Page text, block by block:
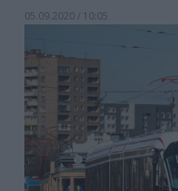
05.09.2020 / 10:05